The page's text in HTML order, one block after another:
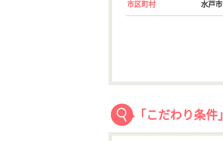
市区町村 水戸市
「こだわり条件」